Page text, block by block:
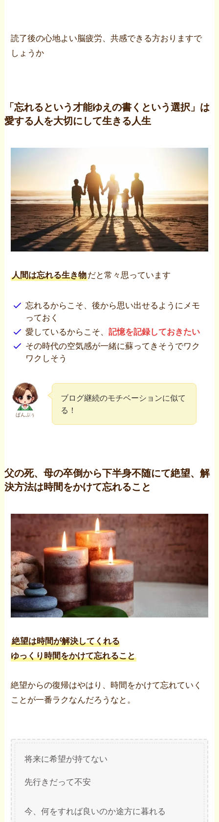
読了後の心地よい脳疲労、共感できる方おりますで
しょうか
「忘れるという才能ゆえの書くという選択」は
愛する人を大切にして生きる人生
人間は忘れる生き物だと常々思っています
忘れるからこそ、後から思い出せるようにメモ
っておく
愛しているからこそ、記憶を記録しておきたい
その時代の空気感が一緒に蘇ってきそうでワク
ワクしそう
ぱんぷぅ
ブログ継続のモチベーションに似て
る！
父の死、母の卒倒から下半身不随にて絶望、解
決方法は時間をかけて忘れること
絶望は時間が解決してくれる
ゆっくり時間をかけて忘れること
絶望からの復帰はやはり、時間をかけて忘れていく
ことが一番ラクなんだろうなと。
将来に希望が持てない
先行きだって不安
今、何をすれば良いのか途方に暮れる